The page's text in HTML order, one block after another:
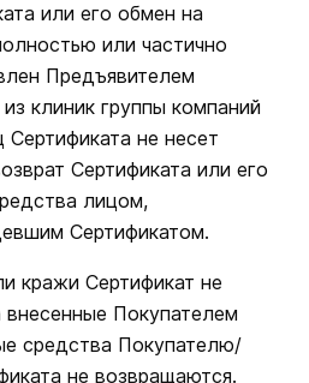
или его обмен на
или частично
Предъявителем
клиник группы компаний
не несет
Сертификата или его
лицом,
Сертификатом.
кражи Сертификат не
внесенные Покупателем
средства Покупателю/
не возвращаются.